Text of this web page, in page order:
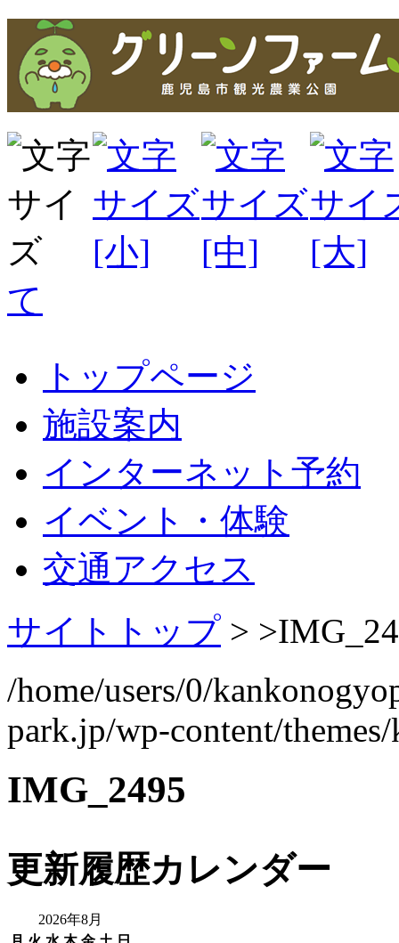
て
トップページ
施設案内
インターネット予約
イベント・体験
交通アクセス
サイトトップ > >
/home/users/0/
park.jp/wp-content/
IMG_2495
更新履歴カレンダー
2026年8月